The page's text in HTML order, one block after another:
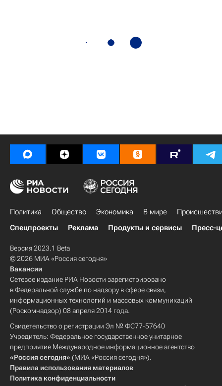
Политика Общество Экономика В мире
Спецпроекты
Реклама Продукты и сервисы Пресс-
Версия 2023.1 Beta
© 2026 МИА «Россия сегодня»
Вакансии
Сетевое издание РИА Новости зарегистрировано
в Федеральной службе по надзору в сфере связи,
информационных технологий и массовых коммуникаций
(Роскомнадзор) 08 апреля 2014 года.
Свидетельство о регистрации Эл № ФС77-57640
Учредитель: Федеральное государственное унитарное
предприятие Международное информационное агентство
«Россия сегодня» (МИА «Россия сегодня»).
Правила использования материалов
Политика конфиденциальности